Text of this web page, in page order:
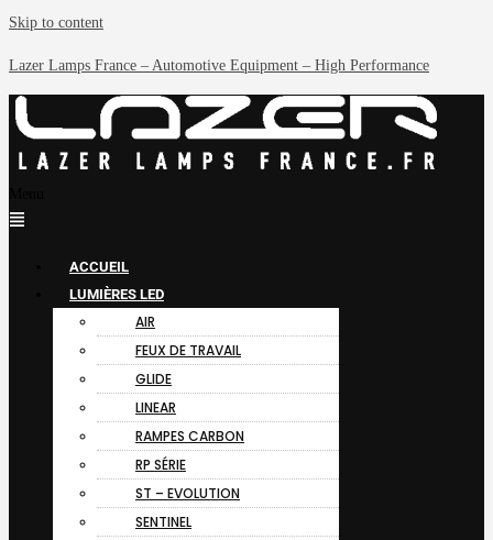
Skip to content
Lazer Lamps France – Automotive Equipment – High Performance
ACCUEIL
LUMIÈRES LED
AIR
FEUX DE TRAVAIL
GLIDE
LINEAR
RAMPES CARBON
RP SÉRIE
ST – EVOLUTION
SENTINEL